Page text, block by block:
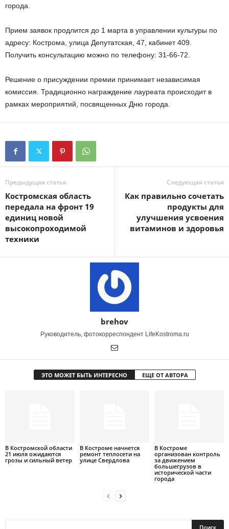
города.
Прием заявок продлится до 1 марта в управлении культуры по
адресу: Кострома, улица Депутатская, 47, кабинет 409.
Получить консультацию можно по телефону: 31-66-72.
Решение о присуждении премии принимает независимая
комиссия. Традиционно награждение лауреата происходит в
рамках мероприятий, посвященных Дню города.
Предыдущая статья
Костромская область
передала на фронт 19
единиц новой
высокопроходимой
техники
Следующая статья
Как правильно сочетать
продукты для
улучшения усвоения
витаминов и здоровья
brehov
Руководитель, фотокорреспондент LifeKostroma.ru
ЭТО МОЖЕТ БЫТЬ ИНТЕРЕСНО ЕЩЕ ОТ АВТОРА
В Костромской области
21 июля ожидаются
грозы и сильный ветер
В Костроме начнется
ремонт теплосети на
улице Свердлова
В Костроме
организован контроль
за движением
большегрузов в
исторической части
города